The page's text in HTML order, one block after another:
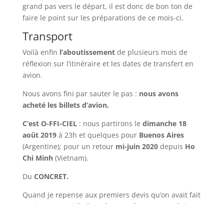
grand pas vers le départ, il est donc de bon ton de
faire le point sur les préparations de ce mois-ci.
Transport
Voilà enfin l’aboutissementde plusieurs mois de
réflexion sur l’itinéraire et les dates de transfert en
avion.
Nous avons fini par sauter le pas : nous avons
acheté les billets d’avion.
C’est O-FFI-CIEL: nous partirons le dimanche 18
août 2019à 23h et quelques pour Buenos Aires
(Argentine); pour un retourmi-juin 2020depuis Ho
Chi Minh(Vietnam).
Du CONCRET.
Quand je repense aux premiers devis qu’on avait fait